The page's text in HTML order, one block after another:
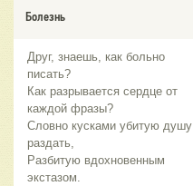
Болезнь
Друг, знаешь, как больно
писать?
Как разрывается сердце от
каждой фразы?
Словно кусками убитую душу
раздать,
Разбитую вдохновенным
экстазом.